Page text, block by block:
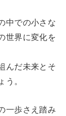
中での小さな
世界に変化を
んだ未来とそ
う。
一歩さえ踏み